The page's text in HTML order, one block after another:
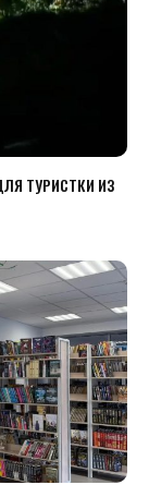
ТУРИСТКИ ИЗ